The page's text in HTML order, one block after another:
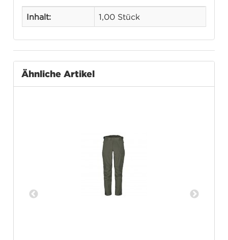
Inhalt: 1,00 Stück
Ähnliche Artikel